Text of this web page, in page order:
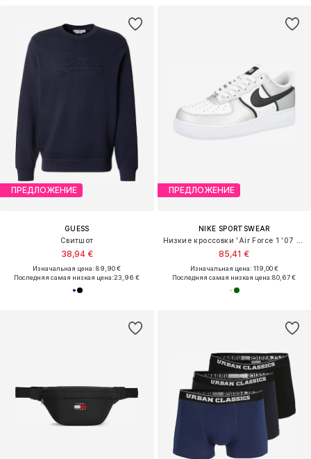
ПРЕДЛОЖЕНИЕ
GUESS
Свитшот
38,94 €
Изначальная цена: 89,90 €
Последняя самая низкая цена:23,96 €
ПРЕДЛОЖЕНИЕ
NIKE SPORTSWEAR
85,41 €
Изначальная цена: 119,00 €
Последняя самая низкая цена:80,67 €